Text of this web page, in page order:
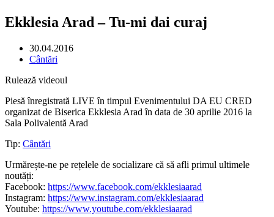
Ekklesia Arad – Tu-mi dai curaj
30.04.2016
Cântări
Rulează videoul
Piesă înregistrată LIVE în timpul Evenimentului DA EU CRED
organizat de Biserica Ekklesia Arad în data de 30 aprilie 2016 la
Sala Polivalentă Arad
Tip: Cântări
Urmărește-ne pe rețelele de socializare că să afli primul ultimele
noutăți:
Facebook: https://www.facebook.com/ekklesiaarad
Instagram: https://www.instagram.com/ekklesiaarad
Youtube: https://www.youtube.com/ekklesiaarad